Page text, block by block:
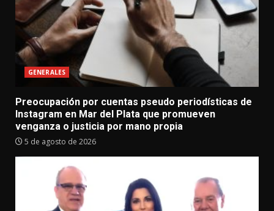
GENERALES
Preocupación por cuentas pseudo periodísticas de
Instagram en Mar del Plata que promueven
venganza o justicia por mano propia
5 de agosto de 2026